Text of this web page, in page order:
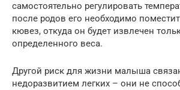
самостоятельно регулировать
после родов его необходимо
кювез, откуда он будет извлечен
определенного веса.
Другой риск для жизни малыша
недоразвитием легких – они не